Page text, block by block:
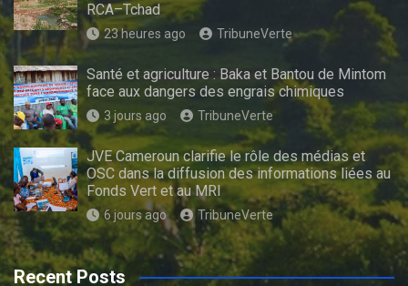
RCA–Tchad
23 heures ago TribuneVerte
Santé et agriculture : Baka et Bantou de Mintom
face aux dangers des engrais chimiques
3 jours ago TribuneVerte
JVE Cameroun clarifie le rôle des médias et
OSC dans la diffusion des informations liées au
Fonds Vert et au MRI
6 jours ago TribuneVerte
Recent Posts